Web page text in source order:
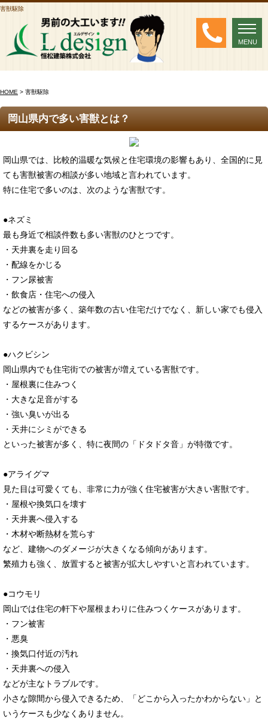
害獣駆除
MENU
HOME > 害獣駆除
岡山県内で多い害獣とは？
岡山県では、比較的温暖な気候と住宅環境の影響もあり、全国的に見
ても害獣被害の相談が多い地域と言われています。
特に住宅で多いのは、次のような害獣です。
●ネズミ
最も身近で相談件数も多い害獣のひとつです。
・天井裏を走り回る
・配線をかじる
・フン尿被害
・飲食店・住宅への侵入
などの被害が多く、築年数の古い住宅だけでなく、新しい家でも侵入
するケースがあります。
●ハクビシン
岡山県内でも住宅街での被害が増えている害獣です。
・屋根裏に住みつく
・大きな足音がする
・強い臭いが出る
・天井にシミができる
といった被害が多く、特に夜間の「ドタドタ音」が特徴です。
●アライグマ
見た目は可愛くても、非常に力が強く住宅被害が大きい害獣です。
・屋根や換気口を壊す
・天井裏へ侵入する
・木材や断熱材を荒らす
など、建物へのダメージが大きくなる傾向があります。
繁殖力も強く、放置すると被害が拡大しやすいと言われています。
●コウモリ
岡山では住宅の軒下や屋根まわりに住みつくケースがあります。
・フン被害
・悪臭
・換気口付近の汚れ
・天井裏への侵入
などが主なトラブルです。
小さな隙間から侵入できるため、「どこから入ったかわからない」と
いうケースも少なくありません。
MENU